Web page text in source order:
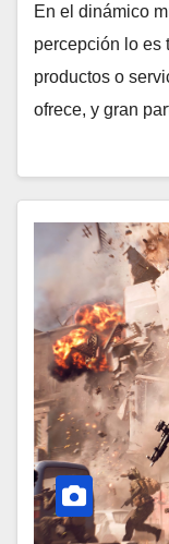
En el dinámico
percepción lo es
productos o
ofrece, y gran